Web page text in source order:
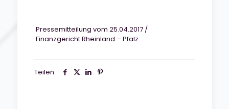
Pressemitteilung vom 25.04.2017 /
Finanzgericht Rheinland – Pfalz
Teilen